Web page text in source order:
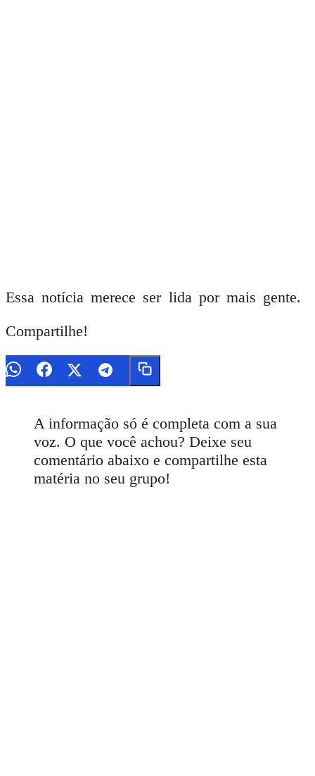
Essa notícia merece ser lida por mais gente.
Compartilhe!
A informação só é completa com a sua
voz. O que você achou? Deixe seu
comentário abaixo e compartilhe esta
matéria no seu grupo!